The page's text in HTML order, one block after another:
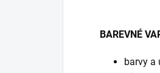
BAREVNÉ
barvy a